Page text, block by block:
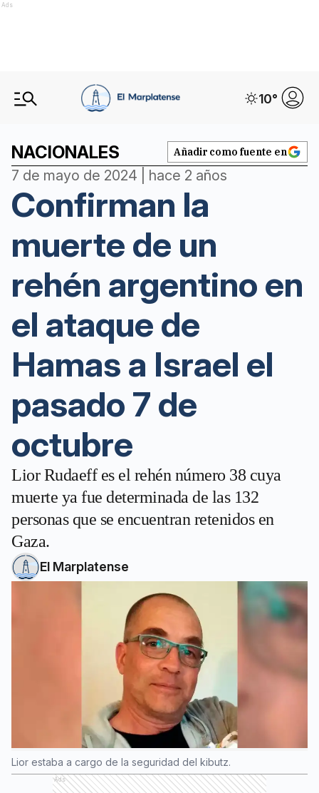
Ads
10°
NACIONALES Añadir como fuente en
7 de mayo de 2024 | hace 2 años
Confirman la
muerte de un
rehén argentino en
el ataque de
Hamas a Israel el
pasado 7 de
octubre
Lior Rudaeff es el rehén número 38 cuya
muerte ya fue determinada de las 132
personas que se encuentran retenidos en
Gaza.
El Marplatense
Lior estaba a cargo de la seguridad del kibutz.
Ads